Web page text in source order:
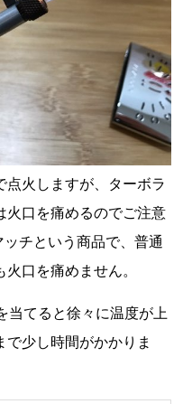
点火しますが、ターボラ
火口を痛めるのでご注意
ッチという商品で、普通
口を痛めません。
当てると徐々に温度が上
少し時間がかかりま